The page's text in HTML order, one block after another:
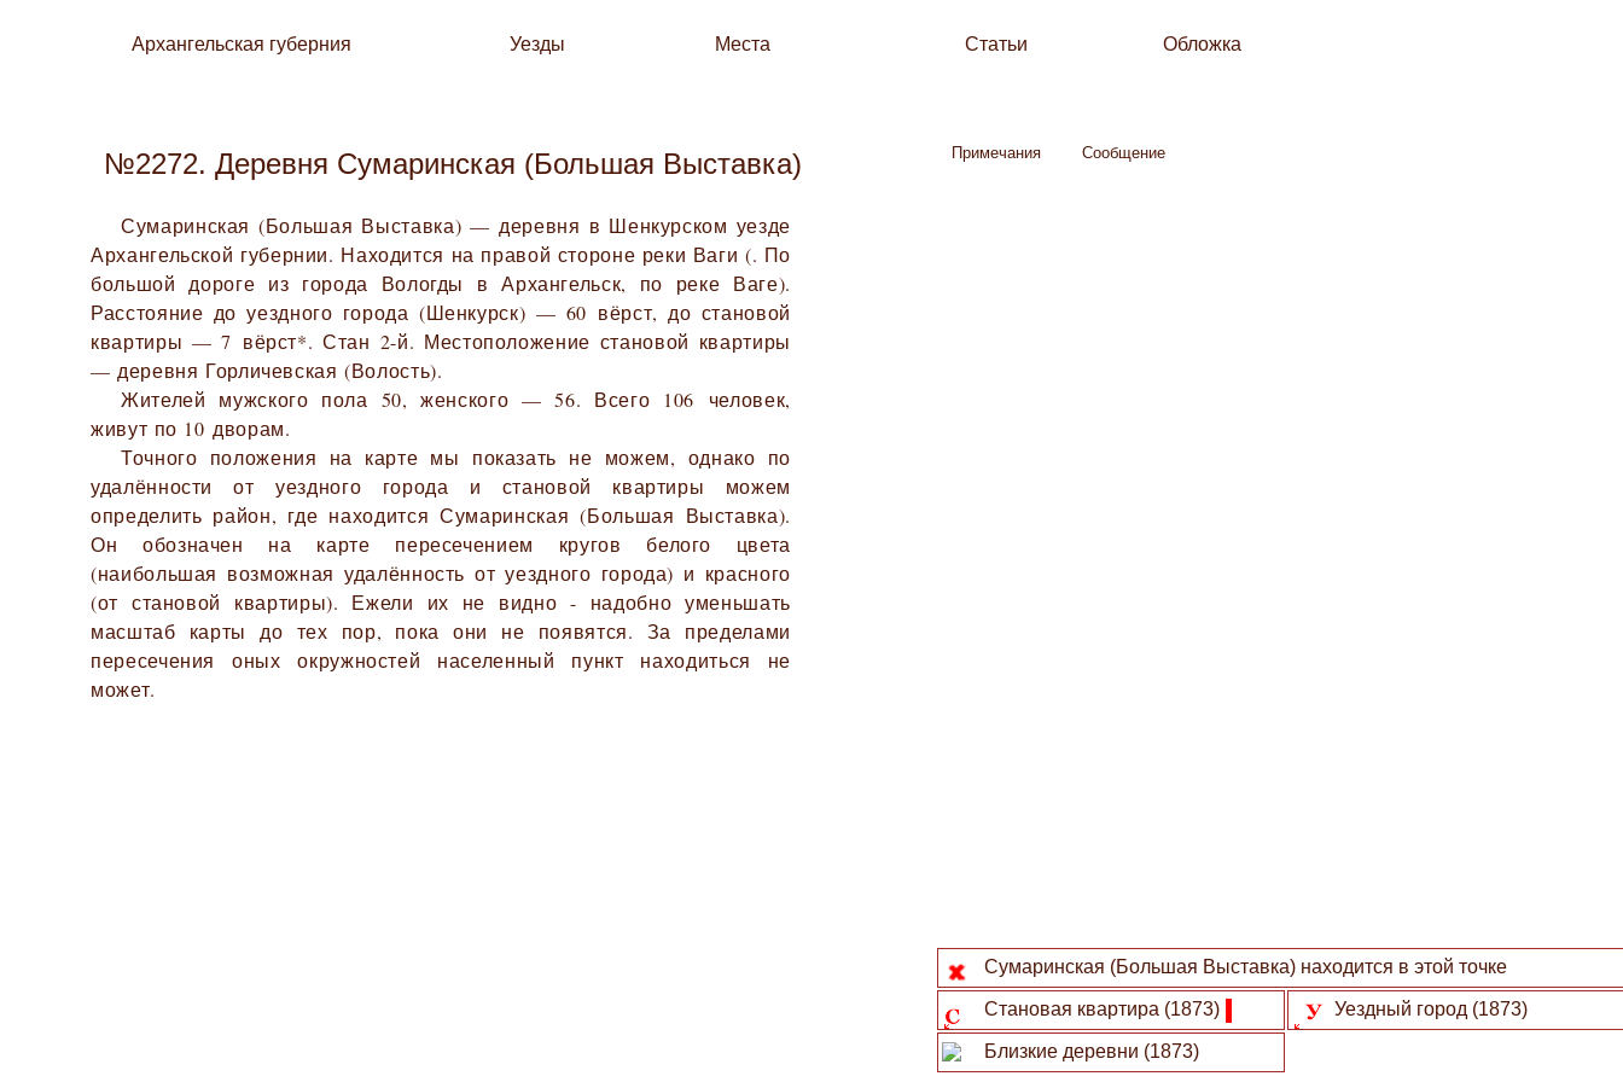
Архангельская губерния Уезды Места Статьи Обложка
№2272. Деревня Сумаринская (Большая Выставка)
Сумаринская (Большая Выставка) — деревня в Шенкурском уезде
Архангельской губернии. Находится на правой стороне реки Ваги (. По
большой дороге из города Вологды в Архангельск, по реке Ваге).
Расстояние до уездного города (Шенкурск) — 60 вёрст, до становой
квартиры — 7 вёрст*. Стан 2-й. Местоположение становой квартиры
— деревня Горличевская (Волость).
Жителей мужского пола 50, женского — 56. Всего 106 человек,
живут по 10 дворам.
Точного положения на карте мы показать не можем, однако по
удалённости от уездного города и становой квартиры можем
определить район, где находится Сумаринская (Большая Выставка).
Он обозначен на карте пересечением кругов белого цвета
(наибольшая возможная удалённость от уездного города) и красного
(от становой квартиры). Ежели их не видно - надобно уменьшать
масштаб карты до тех пор, пока они не появятся. За пределами
пересечения оных окружностей населенный пункт находиться не
может.
Примечания Сообщение
Сумаринская (Большая Выставка) находится в этой точке
Становая квартира (1873) Уездный город (1873)
Близкие деревни (1873)